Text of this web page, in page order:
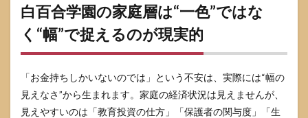
白百合学園の家庭層は“一色”ではな
く“幅”で捉えるのが現実的
「お金持ちしかいないのでは」という不安は、実際には“幅の
見えなさ”から生まれます。家庭の経済状況は見えませんが、
見えやすいのは「教育投資の仕方」「保護者の関与度」「生